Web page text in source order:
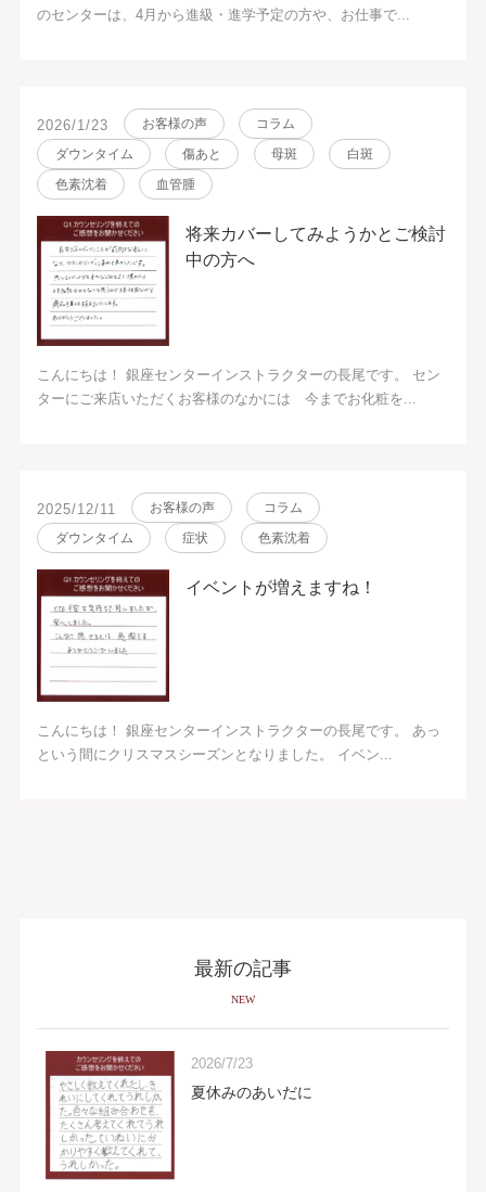
のセンターは、4月から進級・進学予定の方や、お仕事で...
2026/1/23 お客様の声
コラム
ダウンタイム
傷あと 母斑
白斑
色素沈着
血管腫
将来カバーしてみようかとご検討
中の方へ
こんにちは！ 銀座センターインストラクターの長尾です。 セン
ターにご来店いただくお客様のなかには 今までお化粧を...
2025/12/11 お客様の声
コラム
ダウンタイム
症状 色素沈着
イベントが増えますね！
こんにちは！ 銀座センターインストラクターの長尾です。 あっ
という間にクリスマスシーズンとなりました。 イベン...
最新の記事
NEW
2026/7/23
夏休みのあいだに